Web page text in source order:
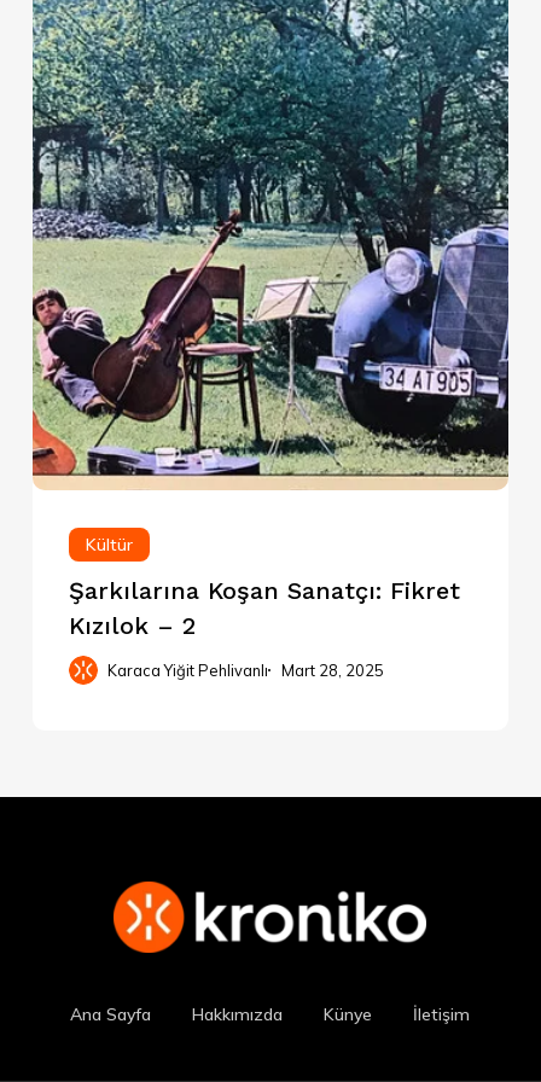
Kültür
Şarkılarına Koşan Sanatçı: Fikret
Kızılok – 2
Karaca Yiğit Pehlivanlı Mart 28, 2025
Ana Sayfa Hakkımızda Künye İletişim